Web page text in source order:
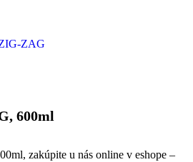
600ml
zakúpite u nás online v eshope –